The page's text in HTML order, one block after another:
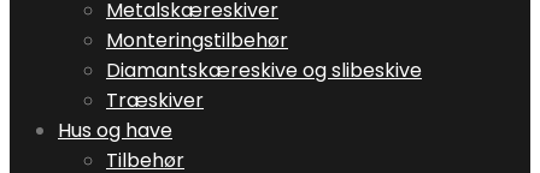
Metalskæreskiver
Monteringstilbehør
Diamantskæreskive og slibeskive
Træskiver
Hus og have
Tilbehør